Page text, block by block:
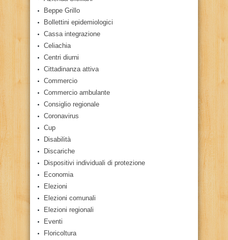
Beppe Grillo
Bollettini epidemiologici
Cassa integrazione
Celiachia
Centri diurni
Cittadinanza attiva
Commercio
Commercio ambulante
Consiglio regionale
Coronavirus
Cup
Disabilità
Discariche
Dispositivi individuali di protezione
Economia
Elezioni
Elezioni comunali
Elezioni regionali
Eventi
Floricoltura